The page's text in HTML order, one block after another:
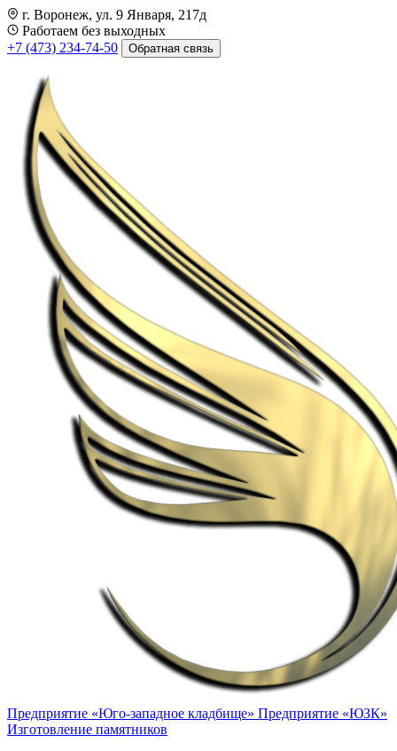
г. Воронеж, ул. 9 Января, 217д
Работаем без выходных
+7 (473) 234-74-50
Обратная связь
Предприятие «Юго-западное кладбище» Предприятие «ЮЗК»
Изготовление памятников